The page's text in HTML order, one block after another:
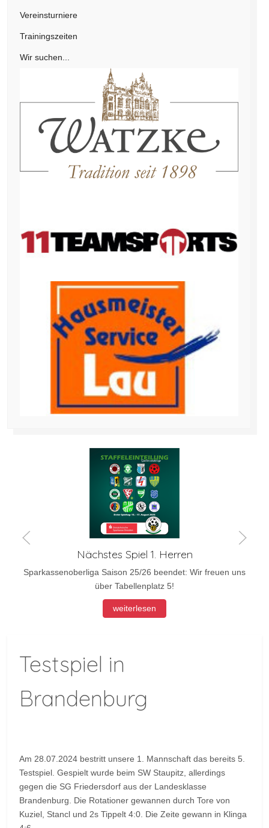
Vereinsturniere
Trainingszeiten
Wir suchen...
Nächstes Spiel 1. Herren
Sparkassenoberliga Saison 25/26 beendet: Wir freuen uns
über Tabellenplatz 5!
weiterlesen
Testspiel in
Brandenburg
Am 28.07.2024 bestritt unsere 1. Mannschaft das bereits 5.
Testspiel. Gespielt wurde beim SW Staupitz, allerdings
gegen die SG Friedersdorf aus der Landesklasse
Brandenburg. Die Rotationer gewannen durch Tore von
Kuziel, Stancl und 2s Tippelt 4:0. Die Zeite gewann in Klinga